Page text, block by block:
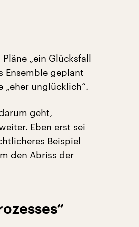
„ein Glücksfall
Ensemble geplant
„eher unglücklich“.
geht,
Eben erst sei
Beispiel
den Abriss der